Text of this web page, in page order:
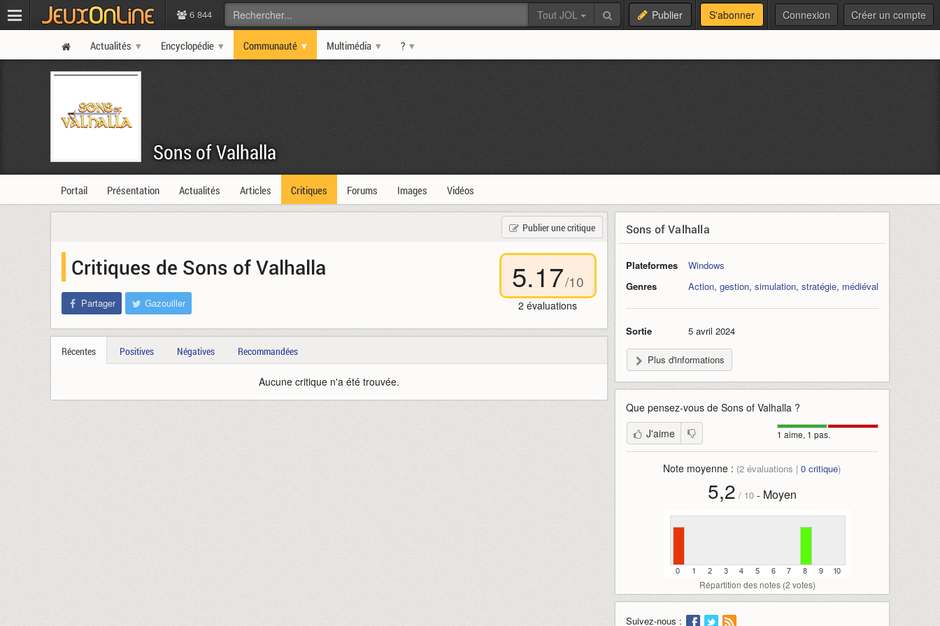
6 844 Tout JOL Publier S'abonner Connexion Créer un compte
Actualités Encyclopédie Communauté Multimédia ?
Sons of Valhalla
Portail Présentation Actualités Articles Critiques Forums Images Vidéos
Publier une critique
5.17/10
2 évaluations
Critiques de Sons of Valhalla
Partager Gazouiller
Récentes Positives Négatives Recommandées
Aucune critique n'a été trouvée.
Sons of Valhalla
Plateformes
Windows
Genres
Action, gestion, simulation, stratégie, médiéval
Sortie 5 avril 2024
Plus d'informations
Que pensez-vous de Sons of Valhalla?
1 aime, 1 pas.
J'aime
Note moyenne : (2 évaluations |0 critique)
5,2 / 10- Moyen
Répartition des notes (2 votes)
Suivez-nous :